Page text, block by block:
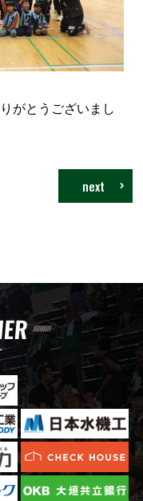
がとうございまし
next